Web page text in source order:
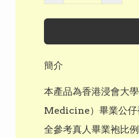
簡介
本產品為香港浸會大
Medicine）畢業公仔
全參考真人畢業袍比